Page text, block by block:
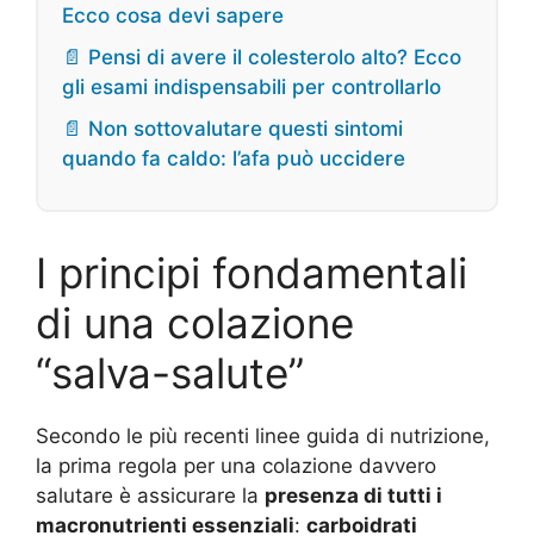
Ecco cosa devi sapere
📄 Pensi di avere il colesterolo alto? Ecco
gli esami indispensabili per controllarlo
📄 Non sottovalutare questi sintomi
quando fa caldo: l’afa può uccidere
I principi fondamentali
di una colazione
“salva-salute”
Secondo le più recenti linee guida di nutrizione,
la prima regola per una colazione davvero
salutare è assicurare la presenza di tutti i
macronutrienti essenziali: carboidrati